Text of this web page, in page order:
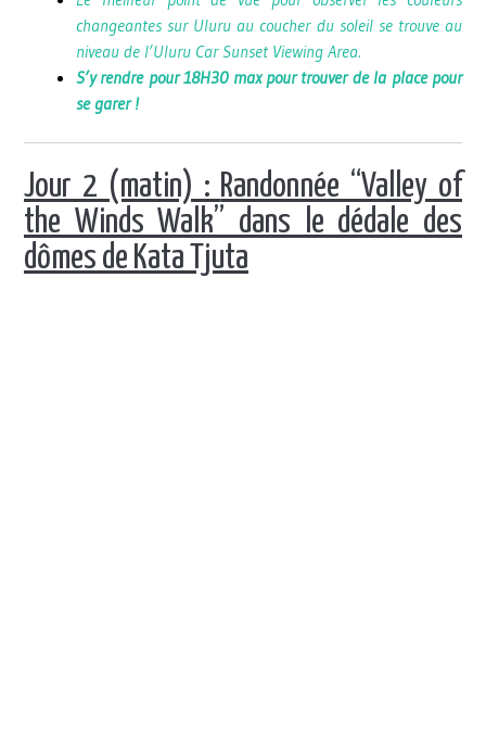
changeantes sur Uluru au coucher du soleil se trouve au
niveau de l’Uluru Car Sunset Viewing Area.
S’y rendre pour 18H30 max pour trouver de la place pour
se garer !
Jour 2 (matin) : Randonnée “Valley of
the Winds Walk” dans le dédale des
dômes de Kata Tjuta